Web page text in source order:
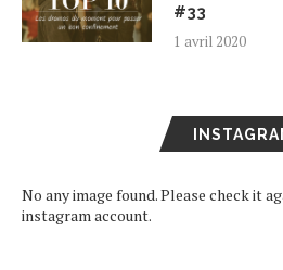
#33
1 avril 2020
No any image found. Please check it
instagram account.